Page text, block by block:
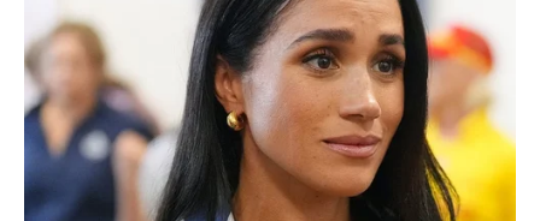
raznih uzoraka. Izbor je na vama, samo je pitanje koliko
vremena, energije i kreativnosti imate da uradite ovako nešto.
Brzo, jednostavno i zabavno
Ako želite isprobati nešto novo, evo nekoliko vrlo jednostavnih
tehnika sa izuzetno zanimljivim rezultatima. Postoji mnogo
načina na koje možete izraziti svoju kreativnost, a jedan od